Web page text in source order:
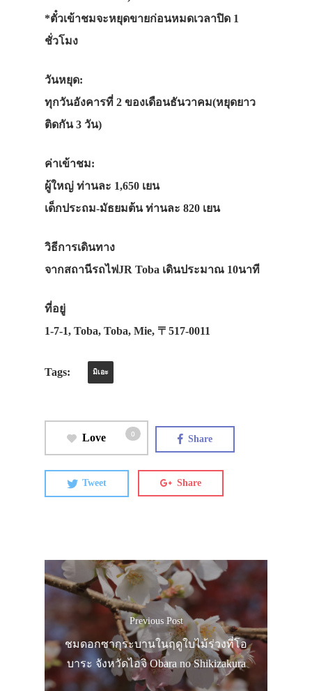
*ตั๋วเข้าชมจะหยุดขายก่อนหมดเวลาปิด 1
ชั่วโมง
วันหยุด:
ทุกวันอังคารที่ 2 ของเดือนธันวาคม(หยุดยาว
ติดกัน 3 วัน)
ค่าเข้าชม:
ผู้ใหญ่ ท่านละ 1,650 เยน
เด็กประถม-มัธยมต้น ท่านละ 820 เยน
วิธีการเดินทาง
จากสถานีรถไฟJR Toba เดินประมาณ 10นาที
ที่อยู่
1-7-1, Toba, Toba, Mie, 〒517-0011
Tags: มิเอะ
Love 0 Share
Tweet Share
Previous Post
ชมดอกซากุระบานในฤดูใบไม้ร่วงที่โอ
บาระ จังหวัดไอจิ Obara no Shikizakura